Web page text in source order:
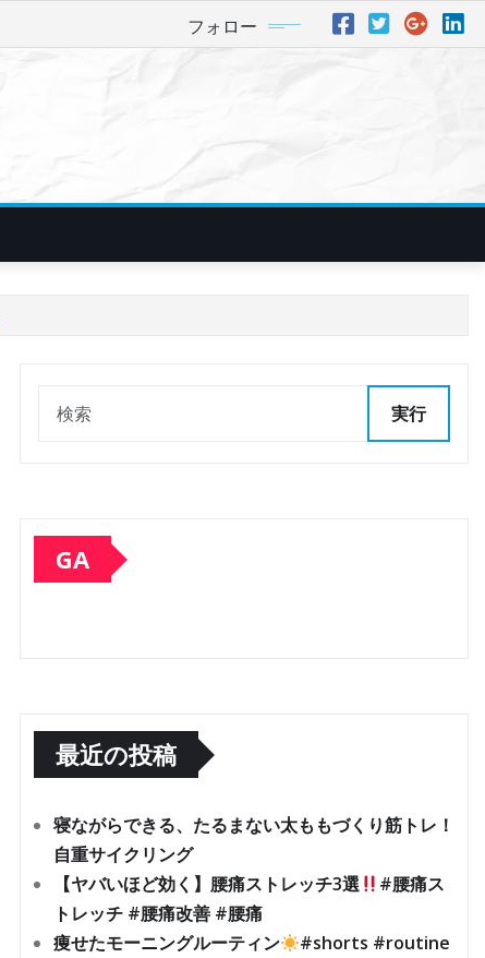
フォロー
実行
GA
最近の投稿
寝ながらできる、たるまない太ももづくり筋トレ！
自重サイクリング
【ヤバいほど効く】腰痛ストレッチ3選
#腰痛ス
トレッチ #腰痛改善 #腰痛
痩せたモーニングルーティン
#shorts #routine